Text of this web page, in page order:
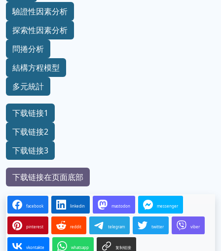
驗證性因素分析
探索性因素分析
問捲分析
結構方程模型
多元統計
下载链接1
下载链接2
下载链接3
下载链接在页面底部
facebook linkedin mastodon messenger
pinterest reddit telegram twitter viber
vkontakte whatsapp 复制链接